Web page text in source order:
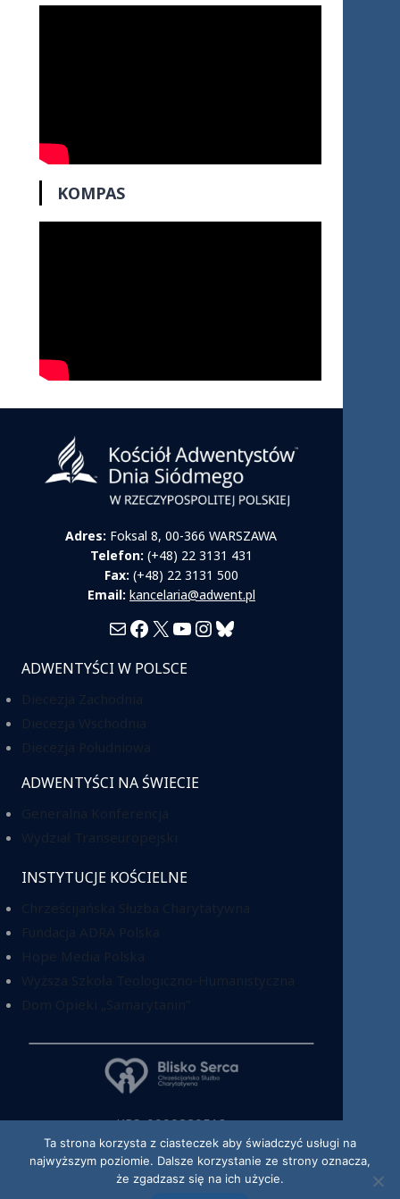
KOMPAS
Adres: Foksal 8, 00-366 WARSZAWA
Telefon: (+48) 22 3131 431
Fax: (+48) 22 3131 500
Email: kancelaria@adwent.pl
MailFacebook
X YouTube
Instagram
Bluesky
ADWENTYŚCI W POLSCE
ADWENTYŚCI NA ŚWIECIE
INSTYTUCJE KOŚCIELNE
KRS: 0000220518
Ta strona korzysta z ciasteczek aby świadczyć usługi na
najwyższym poziomie. Dalsze korzystanie ze strony oznacza,
że zgadzasz się na ich użycie.